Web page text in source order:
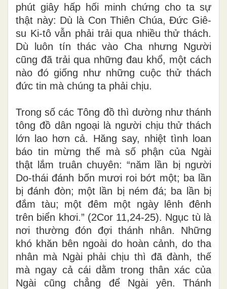
phút giây hấp hối minh chứng cho ta sự
thật này: Dù là Con Thiên Chúa, Đức Giê-
su Ki-tô vẫn phải trải qua nhiều thử thách.
Dù luôn tín thác vào Cha nhưng Người
cũng đã trải qua những đau khổ, một cách
nào đó giống như những cuộc thử thách
đức tin mà chúng ta phải chịu.
Trong số các Tông đồ thì dường như thánh
tông đồ dân ngoại là người chịu thử thách
lớn lao hơn cả. Hăng say, nhiệt tình loan
báo tin mừng thế mà số phận của Ngài
thật lắm truân chuyên: “năm lần bị người
Do-thái đánh bốn mươi roi bớt một; ba lần
bị đánh đòn; một lần bị ném đá; ba lần bị
đắm tàu; một đêm một ngày lênh đênh
trên biển khơi.” (2Cor 11,24-25). Ngục tù là
nơi thường đón đợi thánh nhân. Những
khó khăn bên ngoài do hoàn cảnh, do tha
nhân mà Ngài phải chịu thì đã đành, thế
mà ngay cả cái dằm trong thân xác của
Ngài cũng chẳng để Ngài yên. Thánh